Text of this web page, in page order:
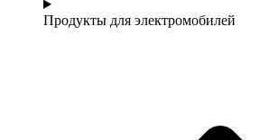
Продукты для электромобилей